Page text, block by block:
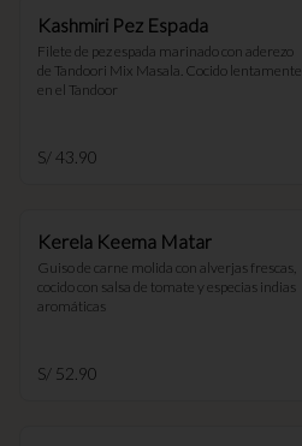
Kashmiri Pez Espada
Filete de pez espada marinado con aderezo
de Tandoori Mix Masala. Cocido lentamente
en el Tandoor
S/ 43.90
Kerela Keema Matar
Guiso de carne molida con alverjas frescas,
cocido con salsa de tomate y especias indias
aromáticas
S/ 52.90